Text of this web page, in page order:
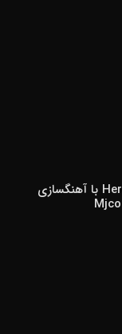
بیت ترپ Hero با آهنگسازی
Mjco